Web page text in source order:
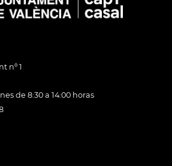
nº 1
de 8:30 a 14:00 horas